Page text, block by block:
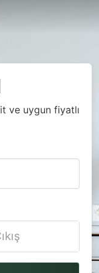
ve uygun fiyatlı